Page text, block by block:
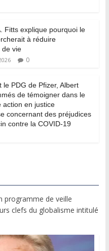
Fitts explique pourquoi le
à réduire
de vie
0
le PDG de Pfizer, Albert
de témoigner dans le
action en justice
concernant des préjudices
contre la COVID-19
programme de veille
clefs du globalisme intitulé